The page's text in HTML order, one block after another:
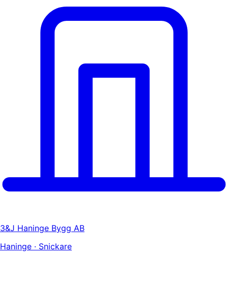
3&J Haninge Bygg AB
Haninge · Snickare